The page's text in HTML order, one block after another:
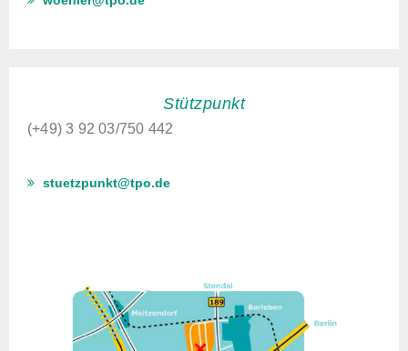
Stützpunkt
(+49) 3 92 03/750 442
stuetzpunkt@tpo.de